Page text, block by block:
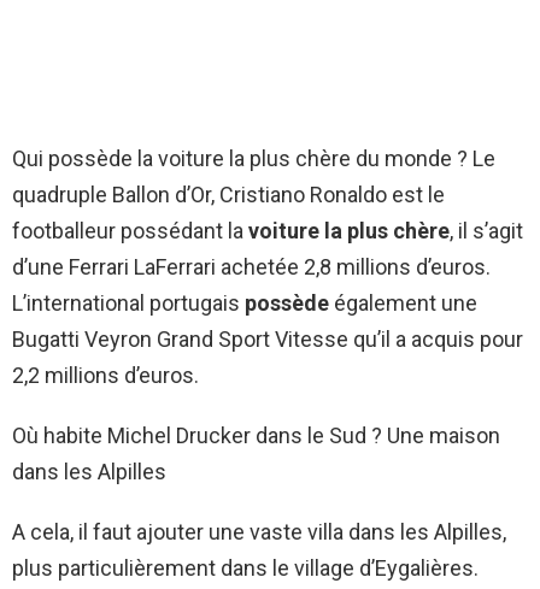
Qui possède la voiture la plus chère du monde ? Le
quadruple Ballon d’Or, Cristiano Ronaldo est le
footballeur possédant la voiture la plus chère, il s’agit
d’une Ferrari LaFerrari achetée 2,8 millions d’euros.
L’international portugais possède également une
Bugatti Veyron Grand Sport Vitesse qu’il a acquis pour
2,2 millions d’euros.
Où habite Michel Drucker dans le Sud ? Une maison
dans les Alpilles
A cela, il faut ajouter une vaste villa dans les Alpilles,
plus particulièrement dans le village d’Eygalières.